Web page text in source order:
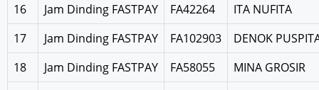
16
Jam Dinding FASTPAY FA42264
ITA NUFITA
17
Jam Dinding FASTPAY FA102903
DENOK
18
Jam Dinding FASTPAY FA58055
MINA GROSIR